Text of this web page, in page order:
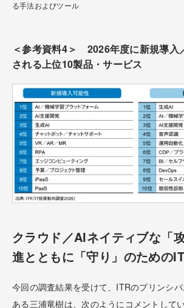
る手法およびツール
＜参考資料4＞ 2026年度に新規導入
される上位10製品・サービス
クラウド／AIネイティブな「
進とともに「守り」のための
今回の調査結果を受けて、ITRのプリンシ
ある三浦竜樹は、次のようにコメントしてい